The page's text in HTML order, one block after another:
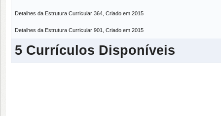
Detalhes da Estrutura Curricular 364, Criado em 2015
Detalhes da Estrutura Curricular 901, Criado em 2015
5 Currículos Disponíveis